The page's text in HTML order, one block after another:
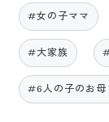
#女の子ママ
#大家族
#6人の子のお母